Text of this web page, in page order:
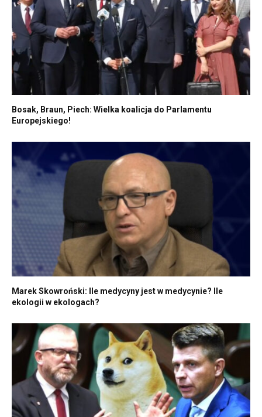
Bosak, Braun, Piech: Wielka koalicja do Parlamentu
Europejskiego!
Marek Skowroński: Ile medycyny jest w medycynie? Ile
ekologii w ekologach?